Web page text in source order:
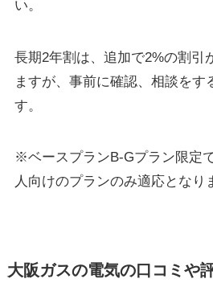
い。
長期2年割は、追加で2%の割引
ますが、事前に確認、相談をす
す。
※ベースプランB-Gプラン限定
人向けのプランのみ適応となり
大阪ガスの電気の口コミや